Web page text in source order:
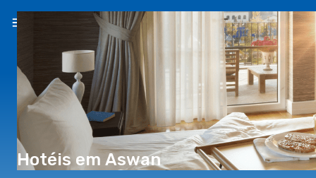
PT(€)
Hotéis em Aswan